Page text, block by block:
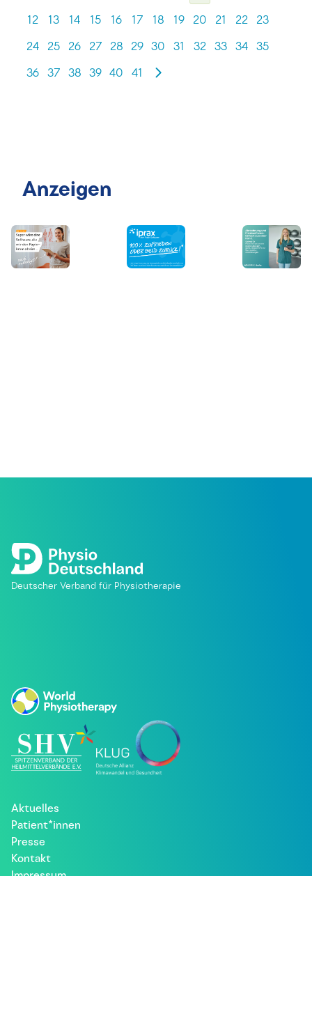
12 13 14 15 16 17 18 19 20 21 22 23
24 25 26 27 28 29 30 31 32 33 34 35
36 37 38 39 40 41
Anzeigen
Deutscher Verband für Physiotherapie
Aktuelles
Patient*innen
Presse
Kontakt
Impressum